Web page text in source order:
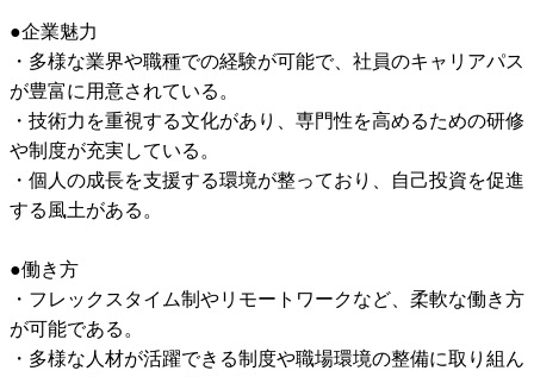
●企業魅力
・多様な業界や職種での経験が可能で、社員のキャリアパス
が豊富に用意されている。
・技術力を重視する文化があり、専門性を高めるための研修
や制度が充実している。
・個人の成長を支援する環境が整っており、自己投資を促進
する風土がある。
●働き方
・フレックスタイム制やリモートワークなど、柔軟な働き方
が可能である。
・多様な人材が活躍できる制度や職場環境の整備に取り組ん